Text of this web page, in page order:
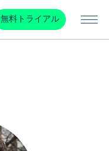
無料トライアル